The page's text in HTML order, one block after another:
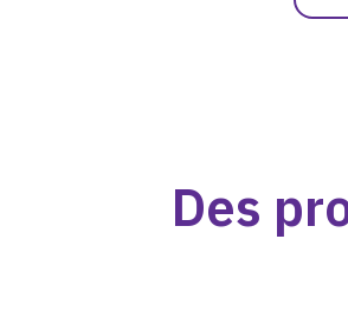
Des